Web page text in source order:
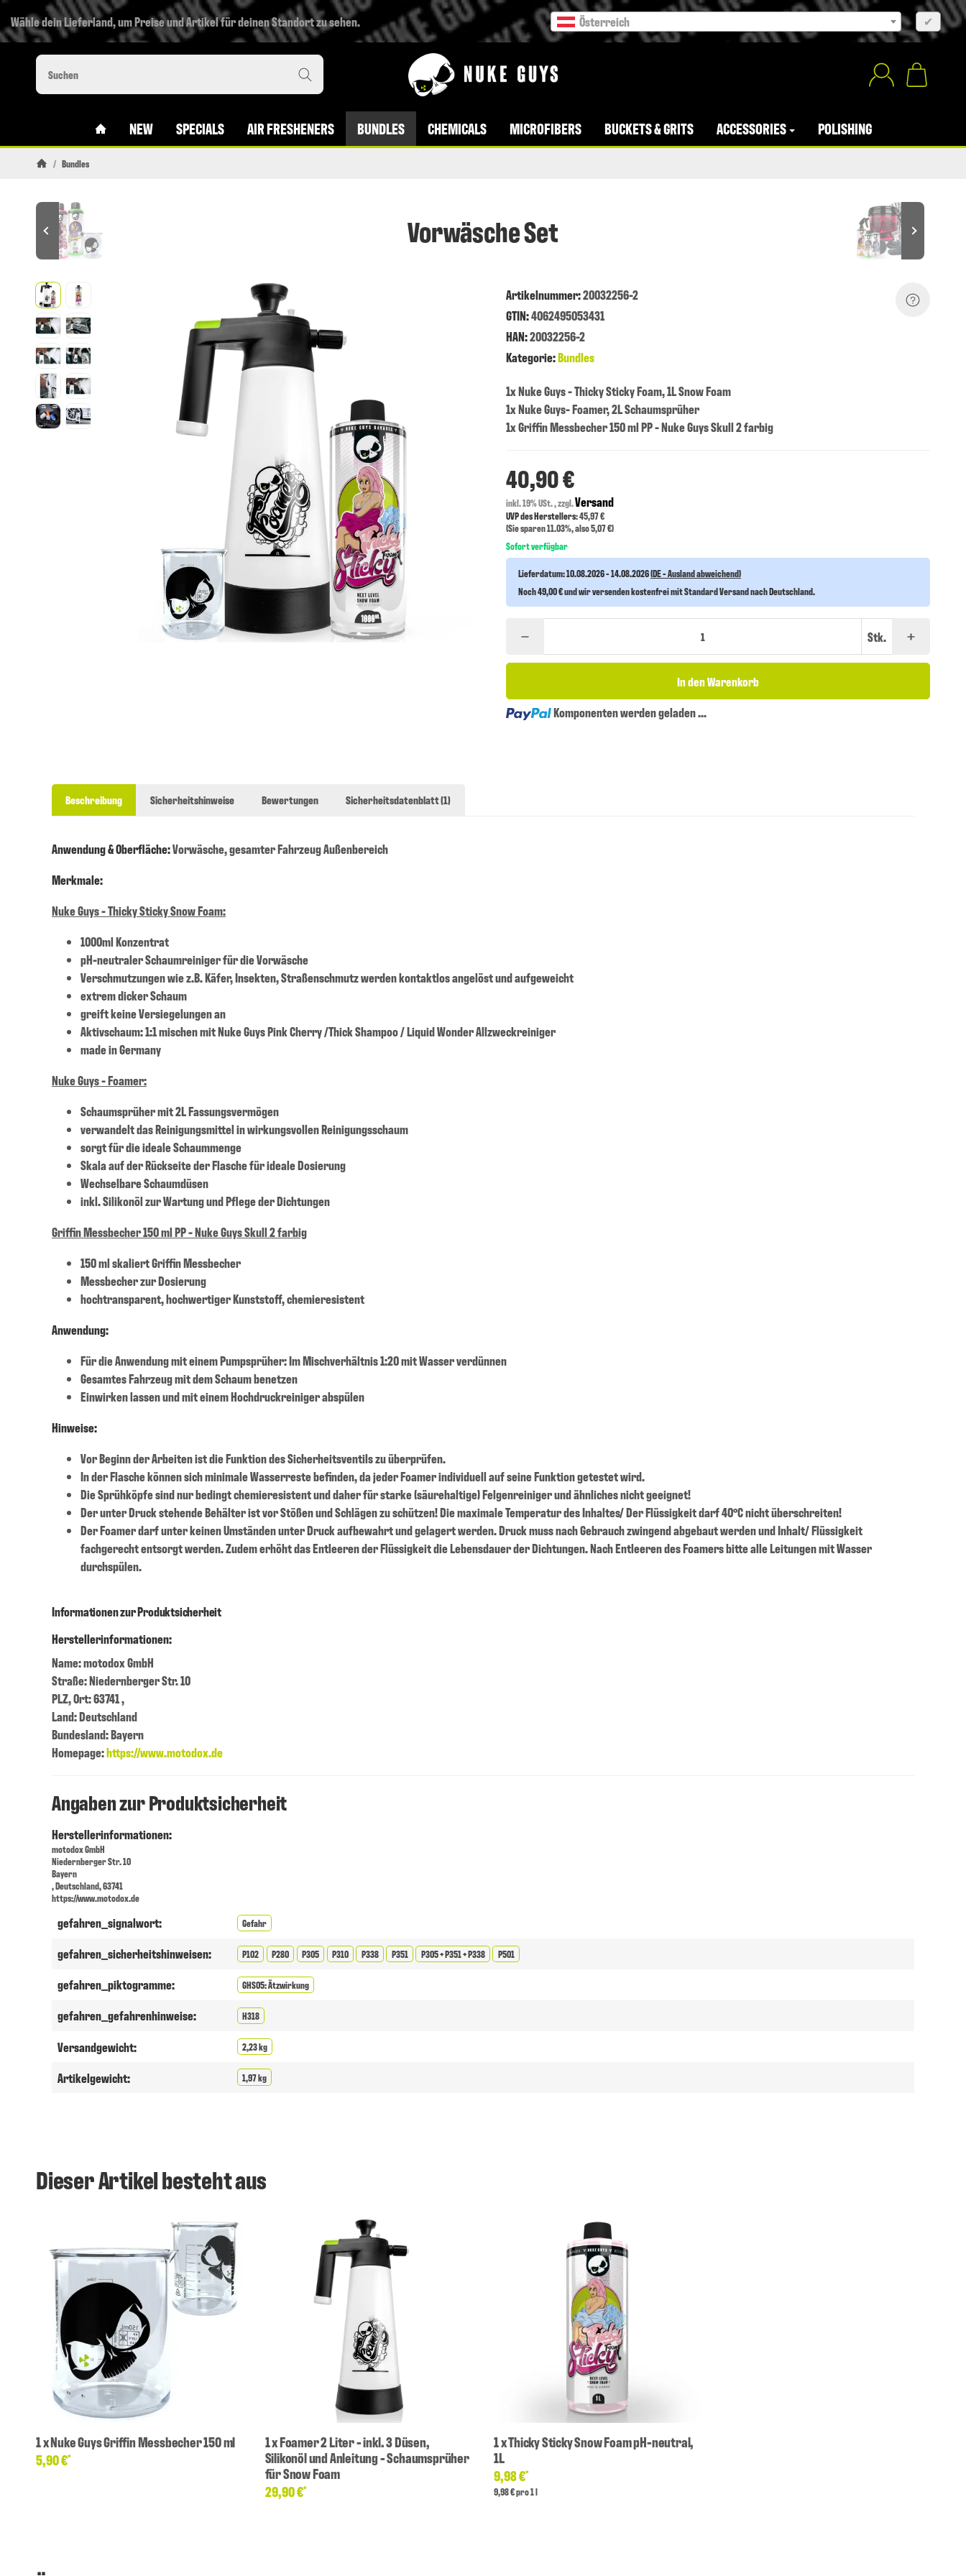
Wähle dein Lieferland, um Preise und Artikel für deinen Standort zu sehen. Österreich ✔
VERSANDKOSTENFREI AB 49 € BESTELLWERT
#CUSTOM.LINKHOME#
NEW SPECIALS AIR FRESHENERS BUNDLES CHEMICALS MICROFIBERS BUCKETS & GRITS ACCESSORIES POLISHING
/ Bundles
Vorwäsche Set
Artikelnummer:20032256-2
GTIN:4062495053431
HAN:20032256-2
Kategorie:Bundles
1x Nuke Guys - Thicky Sticky Foam, 1L Snow Foam
1x Nuke Guys- Foamer, 2L Schaumsprüher
1x Griffin Messbecher 150 ml PP - Nuke Guys Skull 2 farbig
40,90 €
inkl. 19% USt. , zzgl.Versand
UVP des Herstellers: 45,97 €
(Sie sparen11.03%, also5,07 €)
Sofort verfügbar
Lieferdatum:10.08.2026 - 14.08.2026(DE - Ausland abweichend)
Noch 49,00 € und wir versenden kostenfrei mit Standard Versand nach Deutschland.
Stk.
In den Warenkorb
Loading...Komponenten werden geladen ...
Beschreibung Sicherheitshinweise Bewertungen Sicherheitsdatenblatt (1)
Anwendung & Oberfläche:Vorwäsche, gesamter Fahrzeug Außenbereich
Merkmale:
Nuke Guys - Thicky Sticky Snow Foam:
1000ml Konzentrat
pH-neutraler Schaumreiniger für die Vorwäsche
Verschmutzungen wie z.B. Käfer, Insekten, Straßenschmutz werden kontaktlos angelöst und aufgeweicht
extrem dicker Schaum
greift keine Versiegelungen an
Aktivschaum: 1:1 mischen mit Nuke Guys Pink Cherry /Thick Shampoo / Liquid Wonder Allzweckreiniger
made in Germany
Nuke Guys - Foamer:
Schaumsprüher mit 2L Fassungsvermögen
verwandelt das Reinigungsmittel in wirkungsvollen Reinigungsschaum
sorgt für die ideale Schaummenge
Skala auf der Rückseite der Flasche für ideale Dosierung
Wechselbare Schaumdüsen
inkl. Silikonöl zur Wartung und Pflege der Dichtungen
Griffin Messbecher 150 ml PP - Nuke Guys Skull 2 farbig
150 ml skaliert Griffin Messbecher
Messbecher zur Dosierung
hochtransparent, hochwertiger Kunststoff, chemieresistent
Anwendung:
Für die Anwendung mit einem Pumpsprüher: Im Mischverhältnis 1:20 mit Wasser verdünnen
Gesamtes Fahrzeug mit dem Schaum benetzen
Einwirken lassen und mit einem Hochdruckreiniger abspülen
Hinweise:
Vor Beginn der Arbeiten ist die Funktion des Sicherheitsventils zu überprüfen.
In der Flasche können sich minimale Wasserreste befinden, da jeder Foamer individuell auf seine Funktion getestet wird.
Die Sprühköpfe sind nur bedingt chemieresistent und daher für starke (säurehaltige) Felgenreiniger und ähnliches nicht geeignet!
Der unter Druck stehende Behälter ist vor Stößen und Schlägen zu schützen! Die maximale Temperatur des Inhaltes/ Der Flüssigkeit darf 40°C nicht überschreiten!
Der Foamer darf unter keinen Umständen unter Druck aufbewahrt und gelagert werden. Druck muss nach Gebrauch zwingend abgebaut werden und Inhalt/ Flüssigkeit
fachgerecht entsorgt werden. Zudem erhöht das Entleeren der Flüssigkeit die Lebensdauer der Dichtungen. Nach Entleeren des Foamers bitte alle Leitungen mit Wasser
durchspülen.
Informationen zur Produktsicherheit
Herstellerinformationen:
Name: motodox GmbH
Straße: Niedernberger Str. 10
PLZ, Ort: 63741 ,
Land: Deutschland
Bundesland: Bayern
Homepage:https://www.motodox.de
Angaben zur Produktsicherheit
Herstellerinformationen:
motodox GmbH
Niedernberger Str. 10
Bayern
, Deutschland, 63741
https://www.motodox.de
gefahren_signalwort: Gefahr
gefahren_sicherheitshinweisen: P102 P280 P305 P310 P338 P351 P305 + P351 + P338 P501
gefahren_piktogramme: GHS05: Ätzwirkung
gefahren_gefahrenhinweise: H318
Versandgewicht: 2,23 kg
Artikelgewicht: 1,97 kg
Dieser Artikel besteht aus
1xNuke Guys Griffin Messbecher 150 ml
5,90 €*
1xFoamer 2 Liter - inkl. 3 Düsen,
Silikonöl und Anleitung - Schaumsprüher
für Snow Foam
29,90 €*
1xThicky Sticky Snow Foam pH-neutral,
1L
9,98 €*
9,98 € pro 1 l